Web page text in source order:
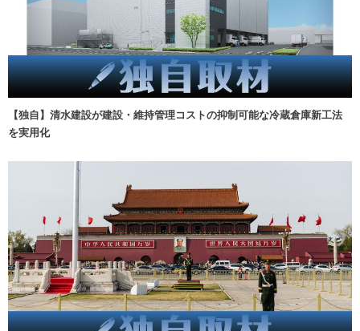
【独自】清水建設が建設・維持管理コストの抑制可能な冷蔵倉庫新工法
を実用化